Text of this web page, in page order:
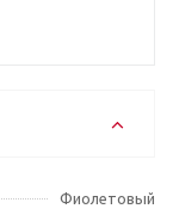
Фиолетовый